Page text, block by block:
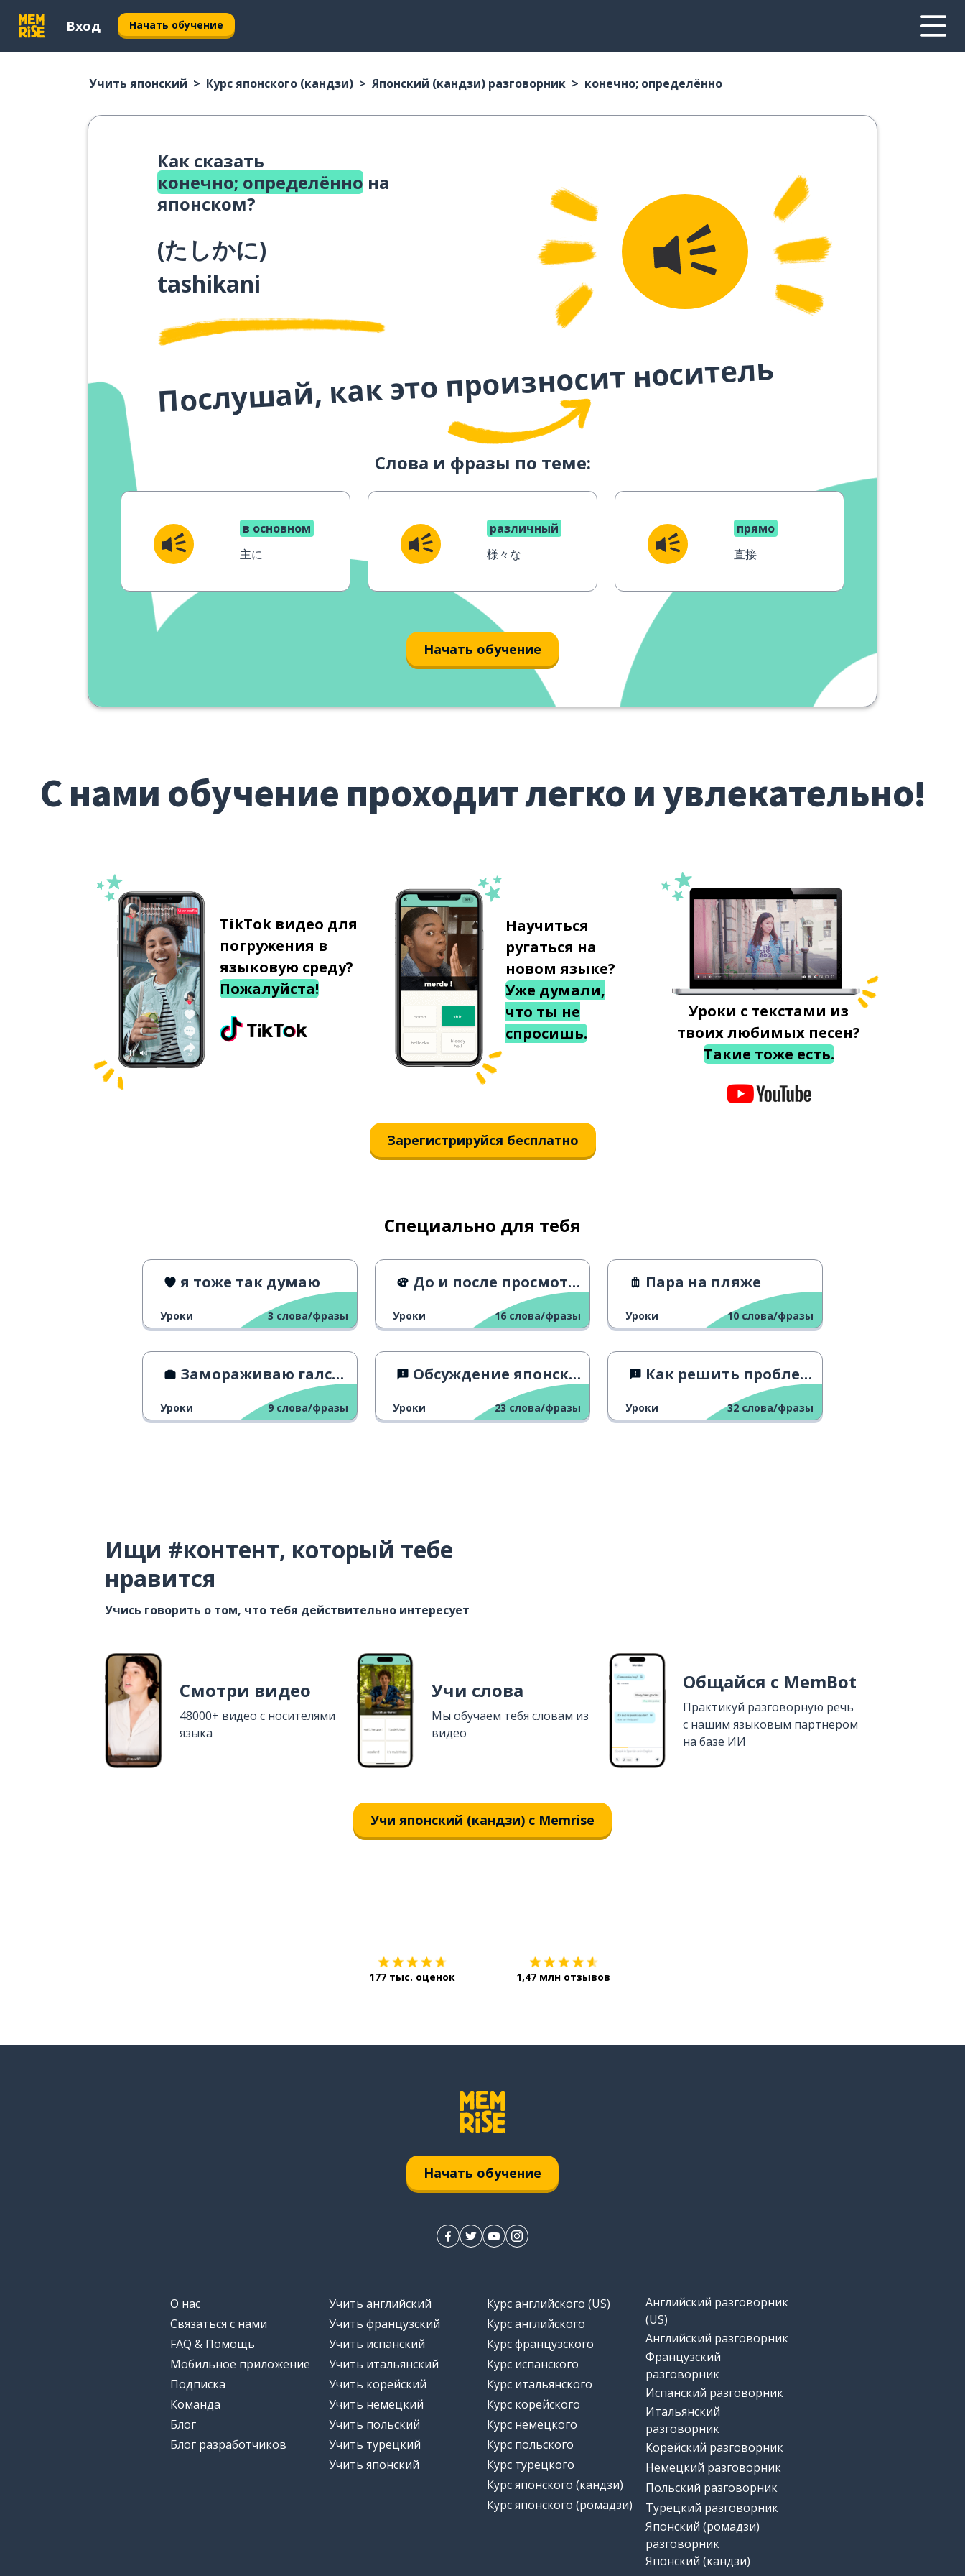
Вход Начать обучение
Учить японский Курс японского (кандзи) Японский (кандзи) разговорник конечно; определённо
Как сказать
конечно; определённо на
японском?
(たしかに)
tashikani
Послушай, как это произносит носитель
Слова и фразы по теме:
в основном
主に
различный
様々な
прямо
直接
Начать обучение
С нами обучение проходит легко и увлекательно!
TikTok видео для
погружения в
языковую среду?
Пожалуйста!
Научиться
ругаться на
новом языке?
Уже думали,
что ты не
спросишь.
Уроки с текстами из
твоих любимых песен?
Такие тоже есть.
Зарегистрируйся бесплатно
Специально для тебя
я тоже так думаю
Уроки 3 слова/фразы
До и после просмотра JOJO
Уроки 16 слова/фразы
Пара на пляже
Уроки 10 слова/фразы
Замораживаю галстук моего начальника
Уроки 9 слова/фразы
Обсуждение японского кимоно
Уроки 23 слова/фразы
Как решить проблемы в любви
Уроки 32 слова/фразы
Ищи #контент, который тебе
нравится
Учись говорить о том, что тебя действительно интересует
Смотри видео
48000+ видео с носителями
языка
Учи слова
Мы обучаем тебя словам из
видео
Общайся с MemBot
Практикуй разговорную речь
с нашим языковым партнером
на базе ИИ
Учи японский (кандзи) с Memrise
177 тыс. оценок 1,47 млн отзывов
Начать обучение
О нас
Связаться с нами
FAQ & Помощь
Мобильное приложение
Подписка
Команда
Блог
Блог разработчиков
Учить английский
Учить французский
Учить испанский
Учить итальянский
Учить корейский
Учить немецкий
Учить польский
Учить турецкий
Учить японский
Курс английского (US)
Курс английского
Курс французского
Курс испанского
Курс итальянского
Курс корейского
Курс немецкого
Курс польского
Курс турецкого
Курс японского (кандзи)
Курс японского (ромадзи)
Английский разговорник
(US)
Английский разговорник
Французский
разговорник
Испанский разговорник
Итальянский
разговорник
Корейский разговорник
Немецкий разговорник
Польский разговорник
Турецкий разговорник
Японский (ромадзи)
разговорник
Японский (кандзи)